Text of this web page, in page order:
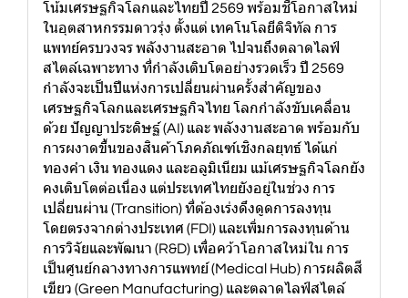
โน้มเศรษฐกิจโลกและไทยปี 2569 พร้อมชี้โอกาสใหม่
ในอุตสาหกรรมดาวรุ่ง ตั้งแต่ เทคโนโลยีดิจิทัล การ
แพทย์ครบวงจร พลังงานสะอาด ไปจนถึงตลาดไลฟ์
สไตล์เฉพาะทาง ที่กำลังเติบโตอย่างรวดเร็ว ปี 2569
กำลังจะเป็นปีแห่งการเปลี่ยนผ่านครั้งสำคัญของ
เศรษฐกิจโลกและเศรษฐกิจไทย โลกกำลังขับเคลื่อน
ด้วย ปัญญาประดิษฐ์ (AI) และ พลังงานสะอาด พร้อมกับ
การผงาดขึ้นของสินค้าโภคภัณฑ์เชิงกลยุทธ์ ได้แก่
ทองคำ เงิน ทองแดง และอลูมิเนียม แม้เศรษฐกิจโลกยัง
คงเติบโตต่อเนื่อง แต่ประเทศไทยยังอยู่ในช่วง การ
เปลี่ยนผ่าน (Transition) ที่ต้องเร่งดึงดูดการลงทุน
โดยตรงจากต่างประเทศ (FDI) และเพิ่มการลงทุนด้าน
การวิจัยและพัฒนา (R&D) เพื่อคว้าโอกาสใหม่ใน การ
เป็นศูนย์กลางทางการแพทย์ (Medical Hub) การผลิตสี
เขียว (Green Manufacturing) และตลาดไลฟ์สไตล์